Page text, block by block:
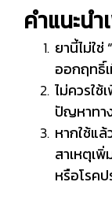
คำแนะน
ยานี้ไม่ใช่
ออกฤทธิ์
ไม่ควรใช้
ปัญหาทา
หากใช้แ
สาเหตุเ
หรือโรคป